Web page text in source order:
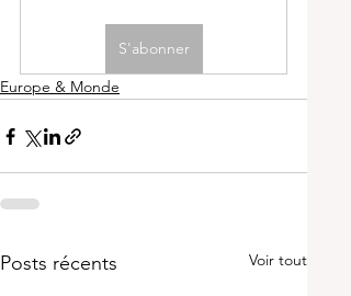
S'abonner
Europe & Monde
Posts récents Voir tout